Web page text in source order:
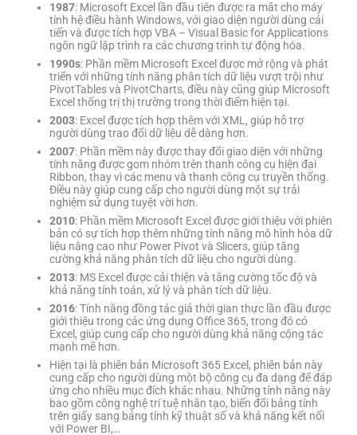
1987: Microsoft Excel lần đầu tiên được ra mắt cho máy
tính hệ điều hành Windows, với giao diện người dùng cải
tiến và được tích hợp VBA – Visual Basic for Applications
ngôn ngữ lập trình ra các chương trình tự động hóa.
1990s: Phần mềm Microsoft Excel được mở rộng và phát
triển với những tính năng phân tích dữ liệu vượt trội như
PivotTables và PivotCharts, điều này cũng giúp Microsoft
Excel thống trị thị trường trong thời điểm hiện tại.
2003: Excel được tích hợp thêm với XML, giúp hỗ trợ
người dùng trao đổi dữ liệu dễ dàng hơn.
2007: Phần mềm này được thay đổi giao diện với những
tính năng được gom nhóm trên thanh công cụ hiện đại
Ribbon, thay vì các menu và thanh công cụ truyền thống.
Điều này giúp cung cấp cho người dùng một sự trải
nghiệm sử dụng tuyệt vời hơn.
2010: Phần mềm Microsoft Excel được giới thiệu với phiên
bản có sự tích hợp thêm những tính năng mô hình hóa dữ
liệu nâng cao như Power Pivot và Slicers, giúp tăng
cường khả năng phân tích dữ liệu cho người dùng.
2013: MS Excel được cải thiện và tăng cường tốc độ và
khả năng tính toán, xử lý và phân tích dữ liệu.
2016: Tính năng đồng tác giả thời gian thực lần đầu được
giới thiệu trong các ứng dụng Office 365, trong đó có
Excel, giúp cung cấp cho người dùng khả năng cộng tác
mạnh mẽ hơn.
Hiện tại là phiên bản Microsoft 365 Excel, phiên bản này
cung cấp cho người dùng một bộ công cụ đa dạng để đáp
ứng cho nhiều mục đích khác nhau. Những tính năng này
bao gồm công nghệ trí tuệ nhân tạo, biến đổi bảng tính
trên giấy sang bảng tính kỹ thuật số và khả năng kết nối
với Power BI,…